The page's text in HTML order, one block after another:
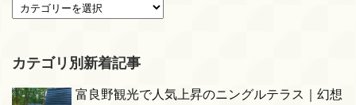
カテゴリ別新着記事
富良野観光で人気上昇のニングルテラス｜幻想